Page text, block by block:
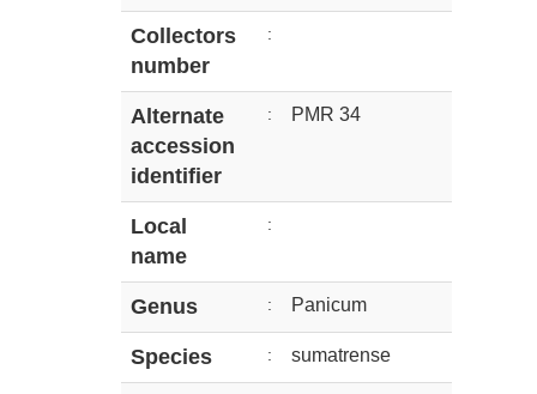
Collectors
number
:
Alternate
accession
identifier
: PMR 34
Local
name
:
Genus : Panicum
Species : sumatrense